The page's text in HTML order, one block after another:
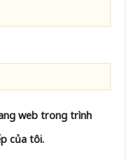
web trong trình
của tôi.